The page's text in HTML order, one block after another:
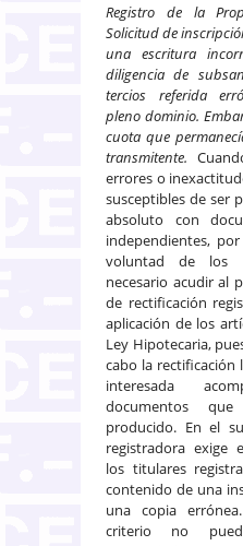
Registro de la
Solicitud de
una escritura
diligencia de
tercios referida
pleno dominio.
cuota que
transmitente.
errores o
susceptibles de ser
absoluto con
independientes,
voluntad de los
necesario acudir al
de rectificación
aplicación de los
Ley Hipotecaria,
cabo la rectificación
interesada
documentos
producido. En el
registradora exige
los titulares
contenido de una
una copia
criterio no